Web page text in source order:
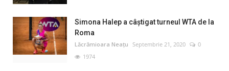
Simona Halep a câştigat turneul WTA de la
Roma
Lăcrămioara Neațu Septembrie 21, 2020
0
1974